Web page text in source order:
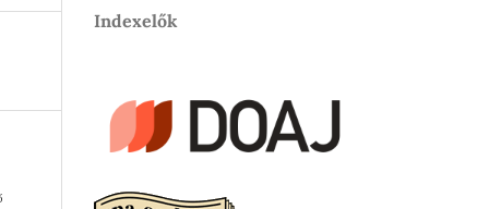
Indexelők